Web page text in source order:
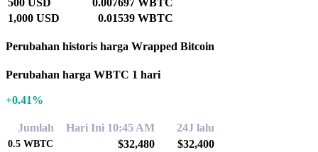
500 USD
0.007697 WBTC
1,000 USD
0.01539 WBTC
Perubahan historis harga Wrapped Bitcoin
Perubahan harga WBTC 1 hari
+0.41%
Jumlah Hari Ini 10:45 AM 24J lalu
0.5 WBTC $32,480 $32,400